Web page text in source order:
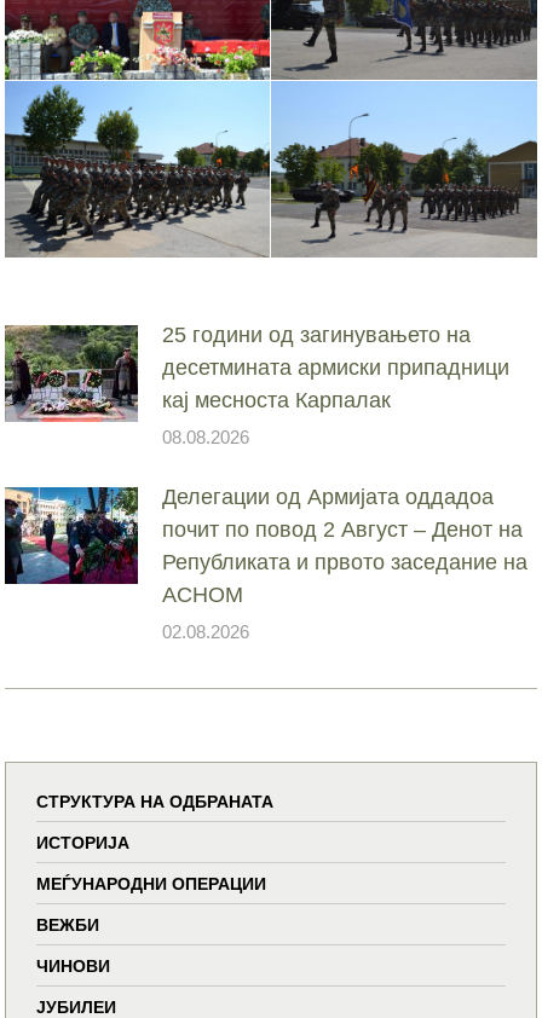
25 години од загинувањето на
десетмината армиски припадници
кај месноста Карпалак
08.08.2026
Делегации од Армијата оддадоа
почит по повод 2 Август – Денот на
Републиката и првото заседание на
АСНОМ
02.08.2026
СТРУКТУРА НА ОДБРАНАТА
ИСТОРИЈА
МЕЃУНАРОДНИ ОПЕРАЦИИ
ВЕЖБИ
ЧИНОВИ
ЈУБИЛЕИ